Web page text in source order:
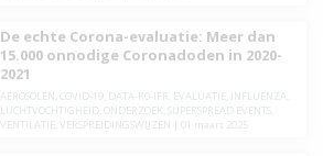
De echte Corona-evaluatie: Meer dan
15.000 onnodige Coronadoden in 2020-
2021
AEROSOLEN COVID-19, DATA-R0-IFR EVALUATIE INFLUENZA
LUCHTVOCHTIGHEID, ONDERZOEK SUPERSPREAD EVENTS,
VENTILATIE
VERSPREIDINGSWIJZEN 01 maart 2025